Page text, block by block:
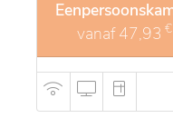
vanaf47,93 €